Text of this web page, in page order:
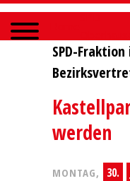
SPD-
werden
MONTAG, 30.